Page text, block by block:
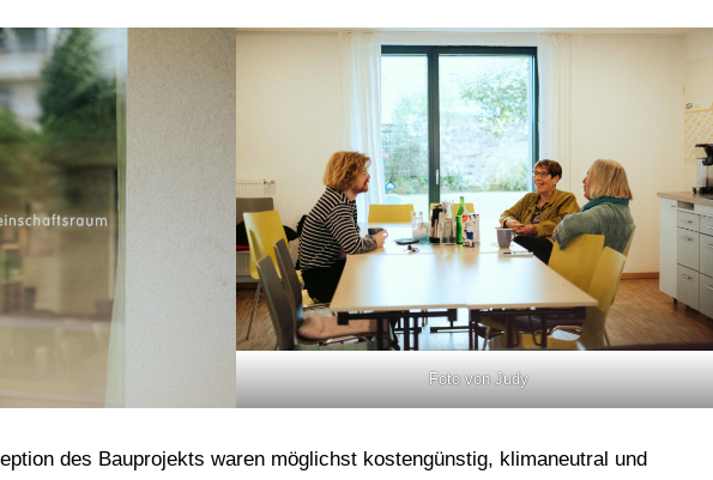
Foto von Judy
des Bauprojekts waren möglichst kostengünstig, klimaneutral und